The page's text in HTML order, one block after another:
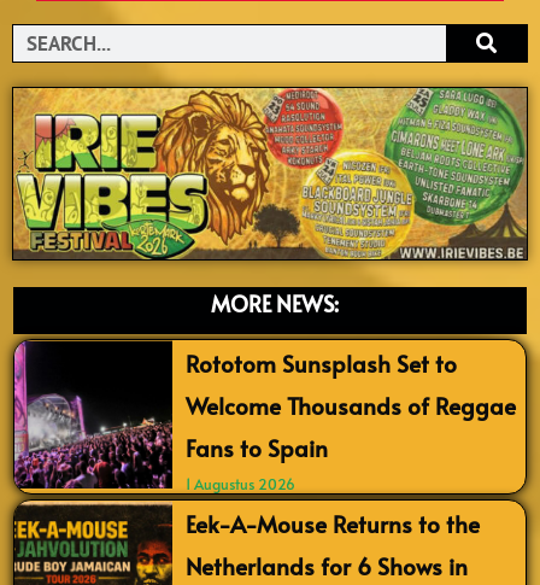
Search
MORE NEWS:
Rototom Sunsplash Set to
Welcome Thousands of Reggae
Fans to Spain
1 Augustus 2026
Eek-A-Mouse Returns to the
Netherlands for 6 Shows in